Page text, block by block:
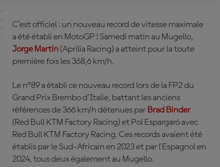
C'est officiel : un nouveau record de vitesse maximale
a été établi en MotoGP ! Samedi matin au Mugello,
Jorge Martín (Aprilia Racing) a atteint pour la toute
première fois les 368,6 km/h.
Le n°89 a établi ce nouveau record lors de la FP2 du
Grand Prix Brembo d'Italie, battant les anciens
références de 366 km/h détenues par Brad Binder
(Red Bull KTM Factory Racing) et Pol Espargaró avec
Red Bull KTM Factory Racing. Ces records avaient été
établis par le Sud-Africain en 2023 et par l'Espagnol en
2024, tous deux également au Mugello.